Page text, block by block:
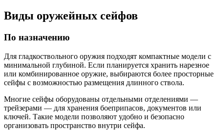
Виды оружейных сейфов
По назначению
Для гладкоствольного оружия подходят компактные модели с
минимальной глубиной. Если планируется хранить нарезное
или комбинированное оружие, выбираются более просторные
сейфы с возможностью размещения длинного ствола.
Многие сейфы оборудованы отдельными отделениями —
трейзерами — для хранения боеприпасов, документов или
ключей. Такие модели позволяют удобно и безопасно
организовать пространство внутри сейфа.